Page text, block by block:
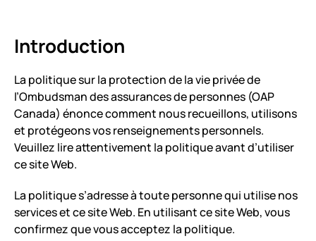
Introduction
La politique sur la protection de la vie privée de
l’Ombudsman des assurances de personnes (OAP
Canada) énonce comment nous recueillons, utilisons
et protégeons vos renseignements personnels.
Veuillez lire attentivement la politique avant d’utiliser
ce site Web.
La politique s’adresse à toute personne qui utilise nos
services et ce site Web. En utilisant ce site Web, vous
confirmez que vous acceptez la politique.